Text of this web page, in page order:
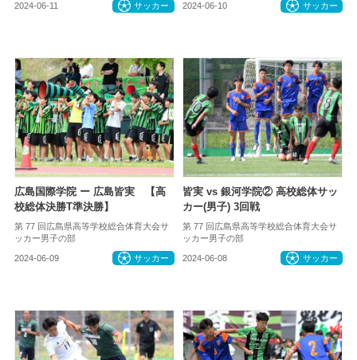
2024-06-11 サッカー 2024-06-10 サッカー
広島国際学院 ー 広島皆実 【高
校総体決勝T準決勝】
第 77 回広島県高等学校総合体育大会サ
ッカー男子の部
2024-06-09 サッカー
皆実 vs 銀河学院② 高校総体サッ
カー(男子) 3回戦
第 77 回広島県高等学校総合体育大会サ
ッカー男子の部
2024-06-08 サッカー